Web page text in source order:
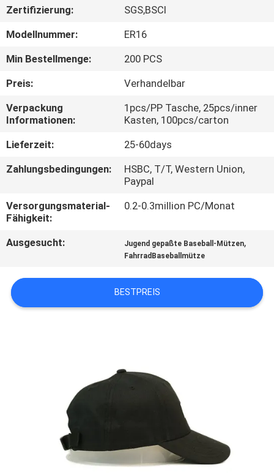
QUALITÄTSKONTROLLE
TRETEN
SIE
MIT
UNS
IN
VERBINDUNG
NACHRICHTEN
SITEMAP
Zertifizierung:
SGS,BSCI
Modellnummer:
ER16
Min Bestellmenge:
200 PCS
Preis:
Verhandelbar
Verpackung
Informationen:
1pcs/PP Tasche, 25pcs/inner
Kasten, 100pcs/carton
Lieferzeit:
25-60days
Zahlungsbedingungen:
HSBC, T/T, Western Union,
Paypal
Versorgungsmaterial-
Fähigkeit:
0.2-0.3million PC/Monat
Ausgesucht: Jugend gepaßte Baseball-Mützen,
FahrradBaseballmütze
BESTPREIS